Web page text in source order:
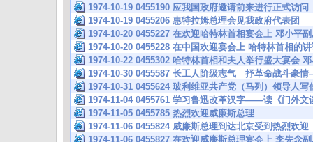
1974-10-19 0455190 应我国政府邀请前来进行正式访
1974-10-19 0455206 惠特拉姆总理会见我政府代表团
1974-10-20 0455227 在欢迎哈特林首相宴会上 邓小平
1974-10-20 0455228 在中国欢迎宴会上 哈特林首相的
1974-10-22 0455302 哈特林首相和夫人举行盛大宴会
1974-10-30 0455587 长工人阶级志气 抒革命战斗豪
1974-10-31 0455624 玻利维亚共产党（马列）领导人写
1974-11-04 0455761 学习鲁迅改革汉字——读《门外文
1974-11-05 0455785 热烈欢迎威廉斯总理
1974-11-06 0455824 威廉斯总理到达北京受到热烈欢迎
1974-11-06 0455827 在欢迎威廉斯总理宴会上 李先念